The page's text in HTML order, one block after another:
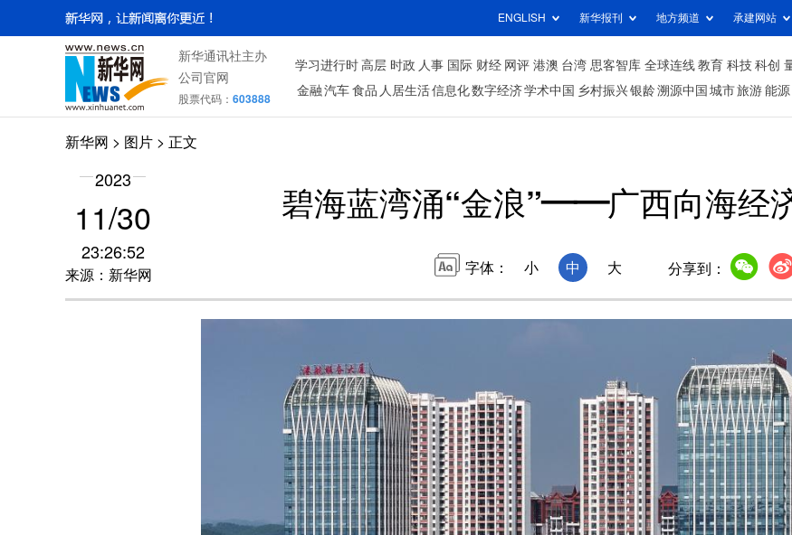
ENGLISH 新华报刊 地方频道 承建网站
新华通讯社主办
公司官网
股票代码： 603888
学习进行时 高层 时政 人事 国际 财经 网评 港澳 台湾 思客智库 全球连线 教育 科技 科创
金融 汽车 食品 人居生活信息化数字经济学术中国 乡村振兴银龄溯源中国 城市旅游 能源
新华网 > 图片 > 正文
2023
11/30
23:26:52
来源：新华网
碧海蓝湾涌“金浪”——广西向海经
字体： 小 中 大 分享到：